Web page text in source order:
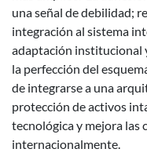
una señal de debilidad;
integración al sistema
adaptación institucional
la perfección del
de integrarse a una
protección de activos
tecnológica y mejora las
internacionalmente.